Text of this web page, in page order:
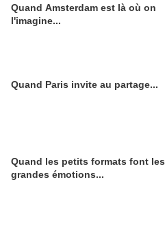
Quand Amsterdam est là où on
l'imagine...
Quand Paris invite au partage...
Quand les petits formats font les
grandes émotions...